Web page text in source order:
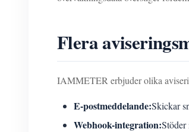
Flera
IAMMETER erbjuder olika
E-postmeddelande:Skickar
Webhook-integration:Stöder